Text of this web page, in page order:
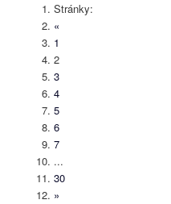
Stránky:
«
1
2
3
4
5
6
7
...
30
»